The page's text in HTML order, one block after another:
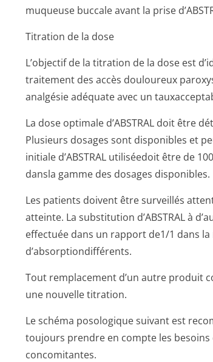
muqueuse buccale avant la prise
Titration de la dose
L’objectif de la titration de la dose est
traitement des accès douloureux
analgésie adéquate avec un
La dose optimale d’ABSTRAL doit être
Plusieurs dosages sont disponibles et
initiale d’ABSTRAL utiliséedoit être de
dansla gamme des dosages disponibles.
Les patients doivent être surveillés
atteinte. La substitution d’ABSTRAL à
effectuée dans un rapport de1/1 dans
d’absorptiondif­férents.
Tout remplacement d’un autre produit
une nouvelle titration.
Le schéma posologique suivant est
toujours prendre en compte les
concomitantes.